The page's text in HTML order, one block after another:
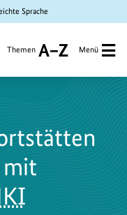
Sprache
Themen
A
Z
Menü